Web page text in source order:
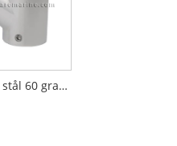
316 rustfrit stål 60 graders marine gelænderbeslag venstre-højre